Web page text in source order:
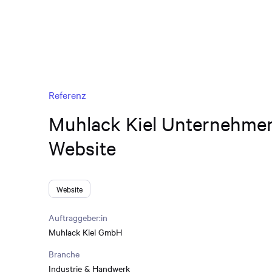
Referenz
Muhlack Kiel
Website
Website
Auftraggeber:in
Muhlack Kiel GmbH
Branche
Industrie & Handwerk